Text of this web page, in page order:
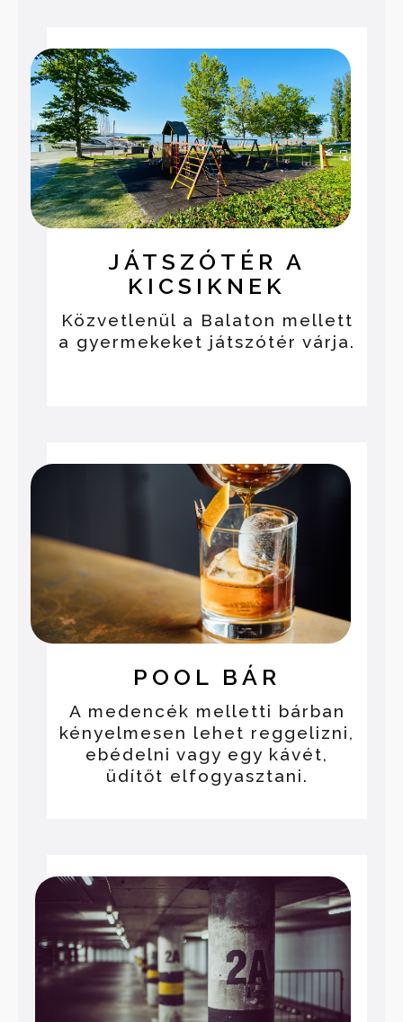
JÁTSZÓTÉR A
KICSIKNEK
Közvetlenül a Balaton mellett
a gyermekeket játszótér várja.
POOL BÁR
A medencék melletti bárban
kényelmesen lehet reggelizni,
ebédelni vagy egy kávét,
üdítőt elfogyasztani.